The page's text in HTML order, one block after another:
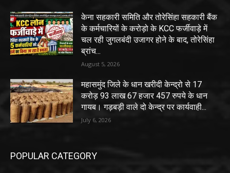
केना सहकारी समिति और तोरेसिंहा सहकारी बैंक
के कर्मचारियों के करोड़ो के KCC फर्जीवाड़े में
चल रही जुगलबंदी उजागर होने के बाद, तोरेसिंहा
ब्रांच...
August 5, 2026
महासमुंद जिले के धान खरीदी केन्द्रो से 17
करोड़ 93 लाख 67 हजार 457 रुपये के धान
गायब। गड़बड़ी वाले दो केन्द्र पर कार्यवाही...
July 6, 2026
POPULAR CATEGORY